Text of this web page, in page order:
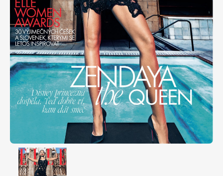
Apetit
Svět ženy
Marianne Bydlení
Marianne Venkov & styl